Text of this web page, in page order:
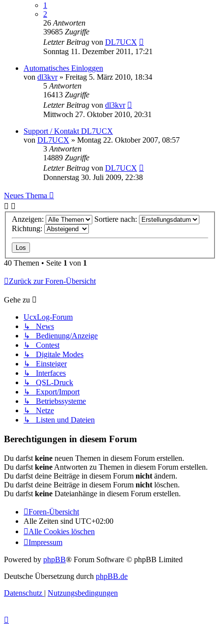
1
2
26 Antworten
39685 Zugriffe
Letzter Beitrag von DL7UCX
Sonntag 11. Dezember 2011, 17:21
Automatisches Einloggen
von dl3kvr» Freitag 5. März 2010, 18:34
5 Antworten
16413 Zugriffe
Letzter Beitrag von dl3kvr
Mittwoch 27. Oktober 2010, 20:31
Support / Kontakt DL7UCX
von DL7UCX » Montag 22. Oktober 2007, 08:57
3 Antworten
14889 Zugriffe
Letzter Beitrag von DL7UCX
Donnerstag 30. Juli 2009, 22:38
Neues Thema
Anzeigen:
Sortiere nach:
Richtung:
40 Themen • Seite 1 von 1
Zurück zur Foren-Übersicht
Gehe zu
UcxLog-Forum
↳ News
↳ Bedienung/Anzeige
↳ Contest
↳ Digitale Modes
↳ Einsteiger
↳ Interfaces
↳ QSL-Druck
↳ Export/Import
↳ Betriebssysteme
↳ Netze
↳ Listen und Dateien
Berechtigungen in diesem Forum
Du darfst keine neuen Themen in diesem Forum erstellen.
Du darfst keine Antworten zu Themen in diesem Forum erstellen.
Du darfst deine Beiträge in diesem Forum nicht ändern.
Du darfst deine Beiträge in diesem Forum nicht löschen.
Du darfst keine Dateianhänge in diesem Forum erstellen.
Foren-Übersicht
Alle Zeiten sind UTC+02:00
Alle Cookies löschen
Impressum
Powered by phpBB® Forum Software © phpBB Limited
Deutsche Übersetzung durch phpBB.de
Datenschutz | Nutzungsbedingungen